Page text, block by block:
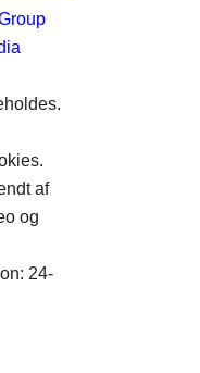
af
og
24-